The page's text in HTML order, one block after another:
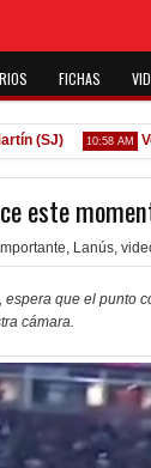
FICHAS
10:58 AM Venta
este
Importante, Lanús,
que el punto
cámara.